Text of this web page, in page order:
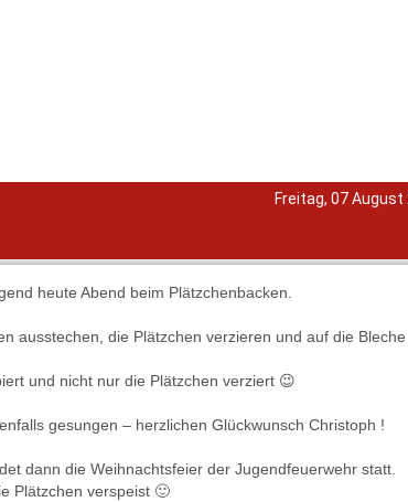
Freitag, 07 August
heute Abend beim Plätzchenbacken.
ausstechen, die Plätzchen verzieren und auf die
und nicht nur die Plätzchen verziert 😉
gesungen – herzlichen Glückwunsch Christoph !
dann die Weihnachtsfeier der Jugendfeuerwehr statt.
Plätzchen verspeist 🙂